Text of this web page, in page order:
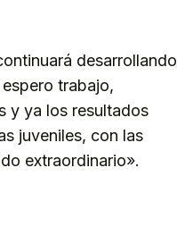
desarrollando
trabajo,
y ya los resultados
juveniles, con las
extraordinario».